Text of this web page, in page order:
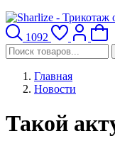
1092
Главная
Новости
Такой